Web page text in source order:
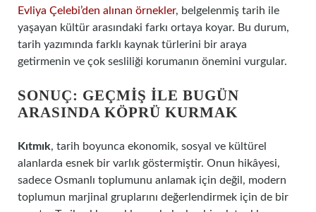
Evliya Çelebi’den alınan örnekler, belgelenmiş tarih ile
yaşayan kültür arasındaki farkı ortaya koyar. Bu durum,
tarih yazımında farklı kaynak türlerini bir araya
getirmenin ve çok sesliliği korumanın önemini vurgular.
SONUÇ: GEÇMIŞ ILE BUGÜN
ARASINDA KÖPRÜ KURMAK
Kıtmık, tarih boyunca ekonomik, sosyal ve kültürel
alanlarda esnek bir varlık göstermiştir. Onun hikâyesi,
sadece Osmanlı toplumunu anlamak için değil, modern
toplumun marjinal gruplarını değerlendirmek için de bir